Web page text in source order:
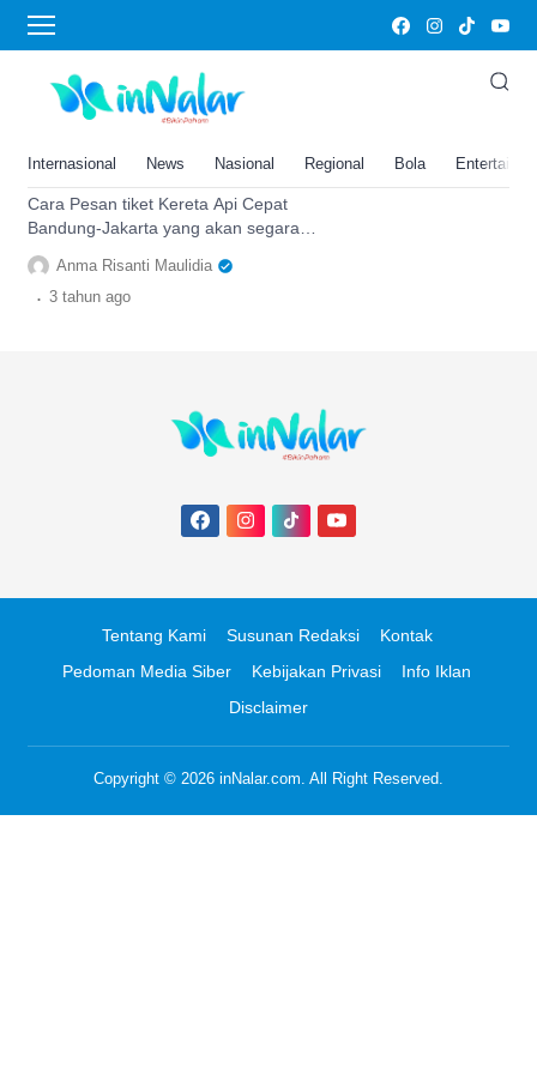
Internasional News Nasional Regional Bola
kereta api cepat
Link Pesan Tiket Kereta Api
Cepat Bandung-Jakarta, Dibuka
September 2023!
Cara Pesan tiket Kereta Api Cepat
Bandung-Jakarta yang akan segara
dibuka untuk umum dan sedang
melakukan aktivitas uji coba
Anma Risanti Maulidia
. 3 tahun ago
Tentang Kami Susunan Redaksi
Kontak
Pedoman Media Siber
Kebijakan Privasi
Info Iklan
Disclaimer
Copyright © 2026 inNalar.com. All Right Reserved.